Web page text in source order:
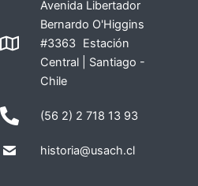
Avenida Libertador
Bernardo O'Higgins
#3363 Estación
Central | Santiago -
Chile
(56 2) 2 718 13 93
historia@usach.cl